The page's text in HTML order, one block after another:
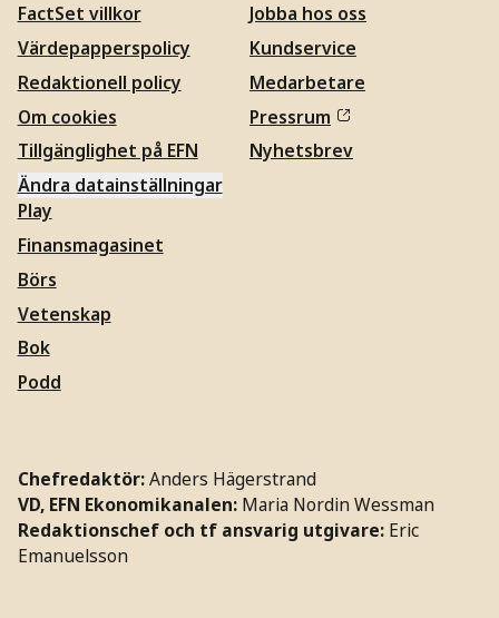
FactSet villkor
Värdepapperspolicy
Redaktionell policy
Om cookies
Tillgänglighet på EFN
Ändra datainställningar
Jobba hos oss
Kundservice
Medarbetare
Pressrum
Nyhetsbrev
Play
Finansmagasinet
Börs
Vetenskap
Bok
Podd
Chefredaktör:Anders Hägerstrand
VD, EFN Ekonomikanalen: Maria Nordin Wessman
Redaktionschef och tf ansvarig utgivare: Eric
Emanuelsson